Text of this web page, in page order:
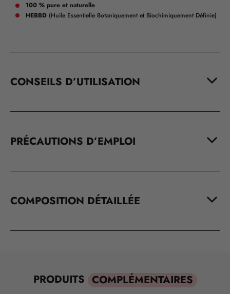
100 % pure et naturelle
HEBBD (Huile Essentielle Botaniquement et Biochimiquement Définie)
CONSEILS D’UTILISATION
PRÉCAUTIONS D’EMPLOI
COMPOSITION DÉTAILLÉE
PRODUITS COMPLÉMENTAIRES